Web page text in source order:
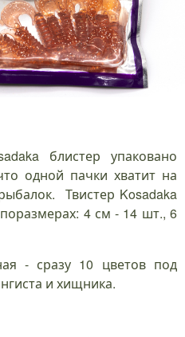
блистер упаковано
одной пачки хватит на
Твистер Kosadaka
4 см - 14 шт., 6
- сразу 10 цветов под
и хищника.